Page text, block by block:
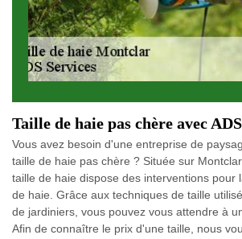
Taille de haie pas chère avec
Vous avez besoin d'une entreprise de
taille de haie pas chère ? Située sur
taille de haie dispose des interventions pour
de haie. Grâce aux techniques de taille
de jardiniers, vous pouvez vous attendre à
Afin de connaître le prix d'une taille, nous